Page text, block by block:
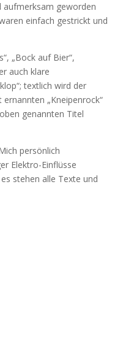
aufmerksam geworden
einfach gestrickt und
„Bock auf Bier“,
auch klare
textlich wird der
„Kneipenrock“
genannten Titel
persönlich
Elektro-Einflüsse
stehen alle Texte und